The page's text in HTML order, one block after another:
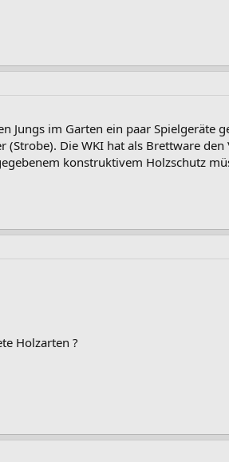
im Garten ein paar Spielgeräte
Die WKI hat als Brettware
konstruktivem Holzschutz
Holzarten ?